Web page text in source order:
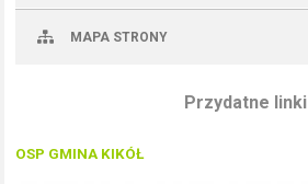
MAPA STRONY
Przydatne linki
OSP GMINA KIKÓŁ